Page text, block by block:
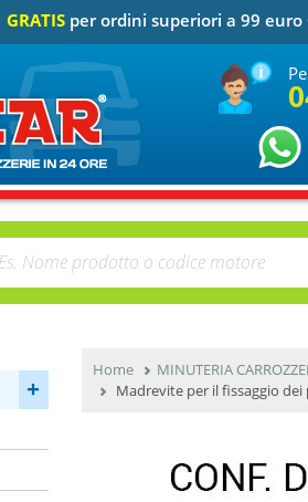
GRATIS per ordini superiori a 99 euro
+
Home MINUTERIA
Madrevite per il fissaggio